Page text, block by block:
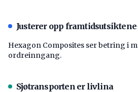
Justerer opp framtidsutsiktene
Hexagon Composites ser betring i
ordreinngang.
Sjøtransporten er livlina